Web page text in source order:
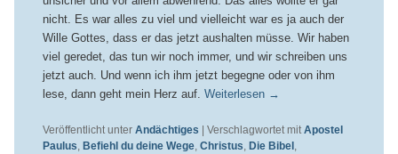
nicht. Es war alles zu viel und vielleicht war es ja auch der
Wille Gottes, dass er das jetzt aushalten müsse. Wir haben
viel geredet, das tun wir noch immer, und wir schreiben uns
jetzt auch. Und wenn ich ihm jetzt begegne oder von ihm
lese, dann geht mein Herz auf. Weiterlesen →
Veröffentlicht unter Andächtiges | Verschlagwortet mit Apostel
Paulus Befiehl du deine Wege, Christus Die Bibel,